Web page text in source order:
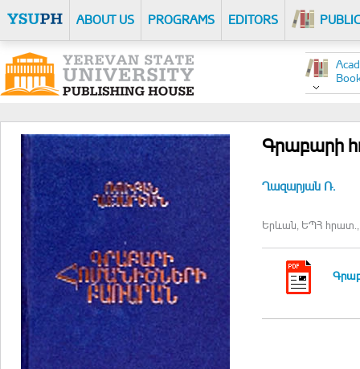
ABOUT US PROGRAMS EDITORS
Գրաբարի
Ղազարյան Ռ.
Երևան, ԵՊՀ հրատ.,